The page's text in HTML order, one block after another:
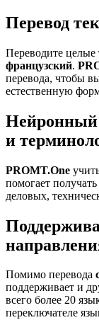
Перевод
Переводите целые
французский.
перевода, чтобы
естественную
Нейронный
и
PROMT.One
помогает
деловых,
Помимо перевода
поддерживает и
всего более 20
переключателе